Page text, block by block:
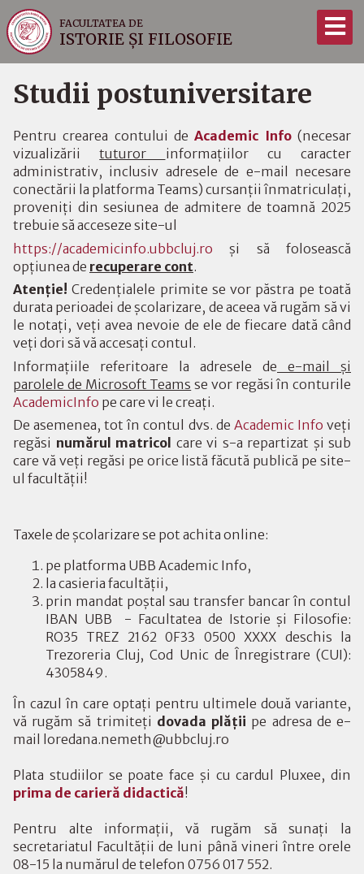
FACULTATEA DE
ISTORIE ȘI FILOSOFIE
Studii postuniversitare
Pentru crearea contului deAcademic Info(necesar
vizualizăriituturor informațiilor cu caracter
administrativ, inclusiv adresele de e-mail necesare
conectării la platforma Teams) cursanții înmatriculați,
proveniți din sesiunea de admitere de toamnă 2025
trebuie să acceseze site-ul
https://academicinfo.ubbcluj.ro și să folosească
opțiunea de recuperare cont.
Atenție! Credențialele primite se vor păstra pe toată
durata perioadei de școlarizare, de aceea vă rugăm să vi
le notați, veți avea nevoie de ele de fiecare dată când
veți dori să vă accesați contul.
Informațiile referitoare la adresele de e-mail și
parolele de Microsoft Teams se vor regăsi în conturile
AcademicInfo pe care vi le creați.
De asemenea, tot în contul dvs. de Academic Info veți
regăsi numărul matricol care vi s-a repartizat și sub
care vă veți regăsi pe orice listă făcută publică pe site-
ul facultății!
Taxele de școlarizare se pot achita online:
pe platforma UBB Academic Info,
la casieria facultății,
prin mandat poștal sau transfer bancar în contul
IBAN UBB - Facultatea de Istorie și Filosofie:
RO35 TREZ 2162 0F33 0500 XXXX deschis la
Trezoreria Cluj, Cod Unic de Înregistrare (CUI):
4305849.
În cazul în care optați pentru ultimele două variante,
vă rugăm să trimiteți dovada plății pe adresa de e-
mail loredana.nemeth@ubbcluj.ro
Plata studiilor se poate face și cu cardul Pluxee, din
prima de carieră didactică!
Pentru alte informații, vă rugăm să sunați la
secretariatul Facultății de luni până vineri între orele
08-15 la numărul de telefon 0756 017 552.